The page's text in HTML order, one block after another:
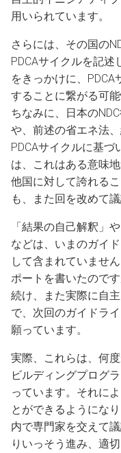
用いられています。
さらには、その国の
PDCAサイクルを記
をきっかけに、
することに繋がる可能
ちなみに、日本の
や、前述の省エネ法
PDCAサイクルに基
は、これはある意味
他国に対して誇れる
も、また回を改めて
「結果の自己解釈」
などは、いまのガイ
して含まれていませ
ポートを書いたので
続け、また実際に自
で、次回のガイドラ
願っています。
実際、これらは、何
ビルディングプログ
っています。それに
とができるようにな
内で専門家を交えて
りいっそう進み、適